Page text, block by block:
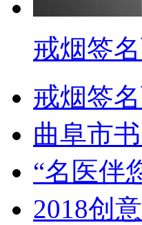
戒烟签
戒烟签
曲阜市
“名医伴
2018创